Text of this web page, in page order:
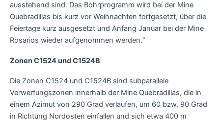
ausstehend sind. Das Bohrprogramm wird bei der Mine
Quebradillas bis kurz vor Weihnachten fortgesetzt, über die
Feiertage kurz ausgesetzt und Anfang Januar bei der Mine
Rosarios wieder aufgenommen werden.“
Zonen C1524 und C1524B
Die Zonen C1524 und C1524B sind subparallele
Verwerfungszonen innerhalb der Mine Quebradillas, die in
einem Azimut von 290 Grad verlaufen, um 60 bzw. 90 Grad
in Richtung Nordosten einfallen und sich etwa 400 m